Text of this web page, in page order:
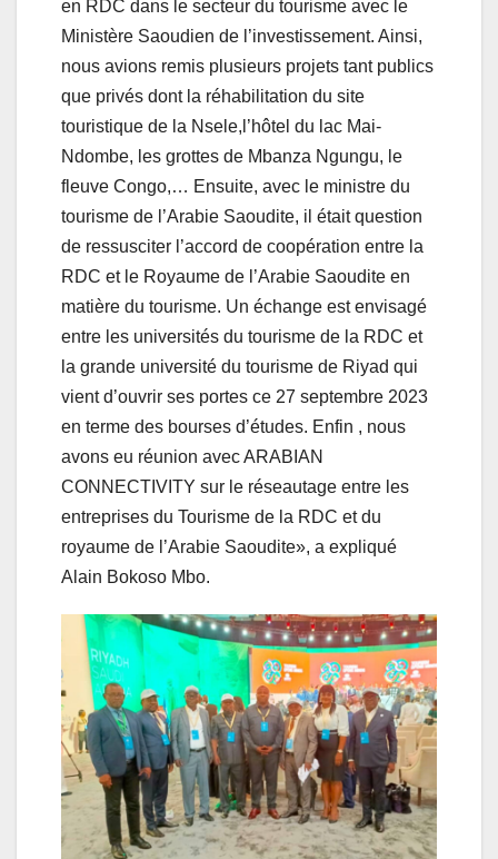
en RDC dans le secteur du tourisme avec le
Ministère Saoudien de l’investissement. Ainsi,
nous avions remis plusieurs projets tant publics
que privés dont la réhabilitation du site
touristique de la Nsele,l’hôtel du lac Mai-
Ndombe, les grottes de Mbanza Ngungu, le
fleuve Congo,… Ensuite, avec le ministre du
tourisme de l’Arabie Saoudite, il était question
de ressusciter l’accord de coopération entre la
RDC et le Royaume de l’Arabie Saoudite en
matière du tourisme. Un échange est envisagé
entre les universités du tourisme de la RDC et
la grande université du tourisme de Riyad qui
vient d’ouvrir ses portes ce 27 septembre 2023
en terme des bourses d’études. Enfin , nous
avons eu réunion avec ARABIAN
CONNECTIVITY sur le réseautage entre les
entreprises du Tourisme de la RDC et du
royaume de l’Arabie Saoudite», a expliqué
Alain Bokoso Mbo.